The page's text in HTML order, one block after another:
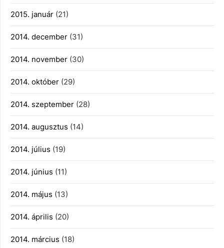
2015. január (21)
2014. december (31)
2014. november (30)
2014. október (29)
2014. szeptember (28)
2014. augusztus (14)
2014. július (19)
2014. június (11)
2014. május (13)
2014. április (20)
2014. március (18)